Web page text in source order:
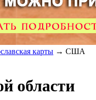
карты → США
области